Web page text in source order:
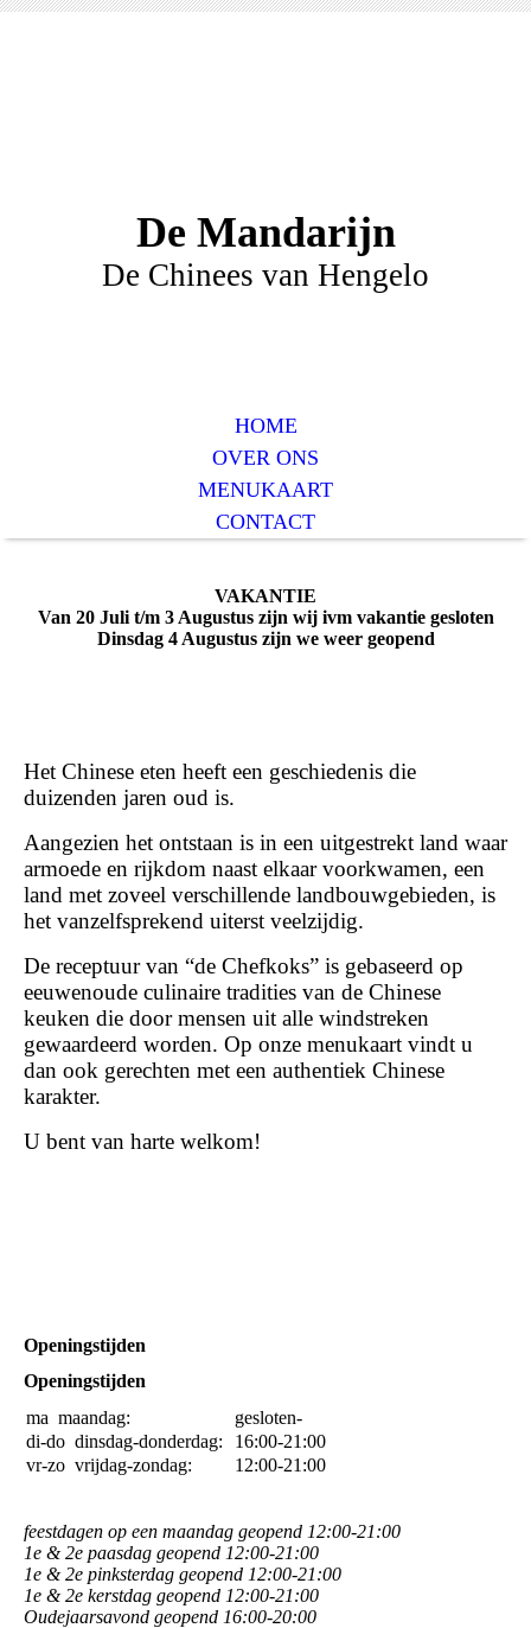
De Mandarijn
De Chinees van Hengelo
HOME
OVER ONS
MENUKAART
CONTACT
VAKANTIE
Van 20 Juli t/m 3 Augustus zijn wij ivm vakantie gesloten
Dinsdag 4 Augustus zijn we weer geopend
Het Chinese eten heeft een geschiedenis die
duizenden jaren oud is.
Aangezien het ontstaan is in een uitgestrekt land waar
armoede en rijkdom naast elkaar voorkwamen, een
land met zoveel verschillende landbouwgebieden, is
het vanzelfsprekend uiterst veelzijdig.
De receptuur van “de Chefkoks” is gebaseerd op
eeuwenoude culinaire tradities van de Chinese
keuken die door mensen uit alle windstreken
gewaardeerd worden. Op onze menukaart vindt u
dan ook gerechten met een authentiek Chinese
karakter.
U bent van harte welkom!
Openingstijden
Openingstijden
ma maandag:
gesloten-
di-do dinsdag-donderdag:
16:00-21:00
vr-zo vrijdag-zondag: 12:00-21:00
feestdagen op een maandag geopend 12:00-21:00
1e & 2e paasdag geopend 12:00-21:00
1e & 2e pinksterdag geopend 12:00-21:00
1e & 2e kerstdag geopend 12:00-21:00
Oudejaarsavond geopend 16:00-20:00